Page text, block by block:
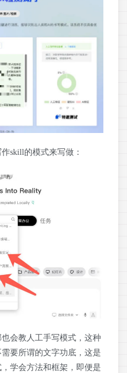
skill的模式来写做：
会教人工手写模式，这种
要所谓的文字功底，这是
学会方法和框架，即便是